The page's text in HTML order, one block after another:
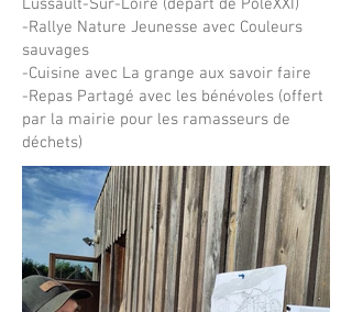
Lussault-Sur-Loire (départ de PôleXXI)
-Rallye Nature Jeunesse avec Couleurs
sauvages
-Cuisine avec La grange aux savoir faire
-Repas Partagé avec les bénévoles (offert
par la mairie pour les ramasseurs de
déchets)